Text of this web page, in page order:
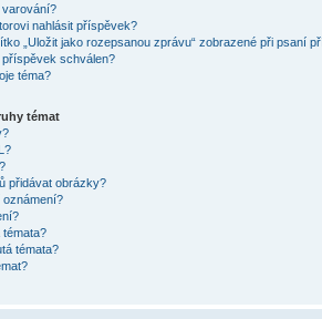
varování?
nahlásit příspěvek?
„Uložit jako rozepsanou zprávu“ zobrazené při psaní
schválen?
téma?
témat
přidávat obrázky?
oznámení?
témata?
témata?